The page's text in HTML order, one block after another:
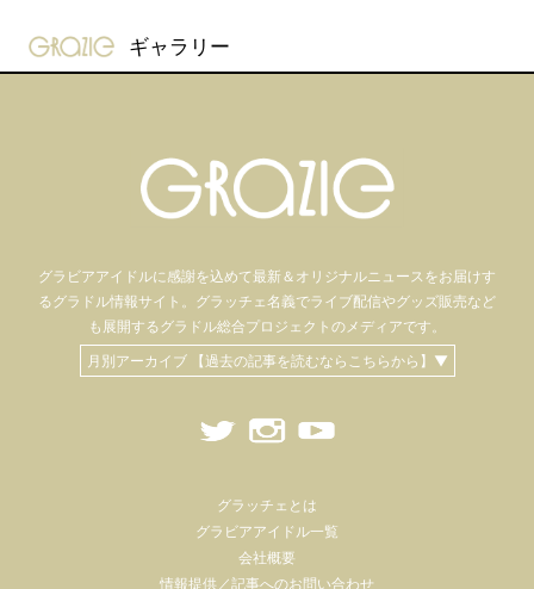
gravure-grazie
ギャラリー
グラビアアイドルに感謝を込めて最新＆オリジナルニュースをお届けす
るグラドル情報サイト。 グラッチェ名義でライブ配信やグッズ販売など
も 展開するグラドル総合プロジェクトのメディアです。
月別アーカイブ 【過去の記事を読むならこちらから】▼
グラッチェとは
グラビアアイドル一覧
会社概要
情報提供／記事へのお問い合わせ